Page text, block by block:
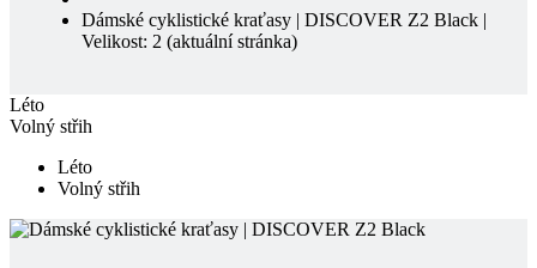
Volný střih